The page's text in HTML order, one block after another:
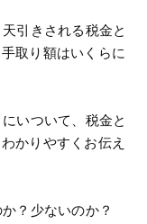
引きされる税金と
取り額はいくらに
いついて、税金と
かりやすくお伝え
か？少ないのか？